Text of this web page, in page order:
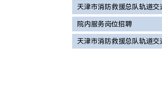
交通支队政府专职消防员招
和心理测试的通知
天津市消防救援总队轨道交
2026年度招录政府专职消防
测试和岗位适应性测试成绩
院内服务岗位招聘
天津市消防救援总队轨道交